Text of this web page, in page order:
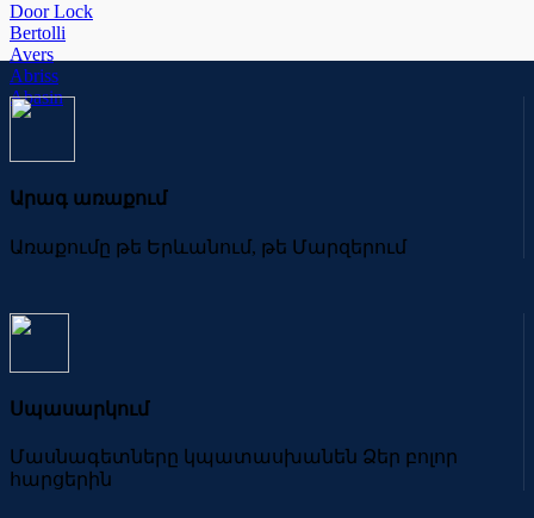
Door Lock
Bertolli
Avers
Abriss
Abasin
Արագ առաքում
Առաքումը թե Երևանում, թե Մարզերում
Սպասարկում
Մասնագետները կպատասխանեն Ձեր բոլոր
հարցերին